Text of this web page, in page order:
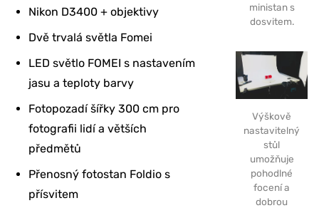
ministan s
dosvitem.
Výškově
nastavitelný
stůl
umožňuje
pohodlné
focení a
dobrou
Nikon D3400 + objektivy
Dvě trvalá světla Fomei
LED světlo FOMEI s nastavením
jasu a teploty barvy
Fotopozadí šířky 300 cm pro
fotografii lidí a větších
předmětů
Přenosný fotostan Foldio s
přísvitem